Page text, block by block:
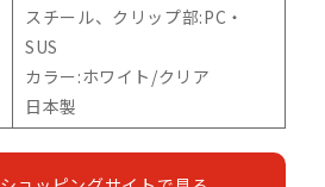
スチール、クリップ部:PC・
SUS
カラー:ホワイト/クリア
日本製